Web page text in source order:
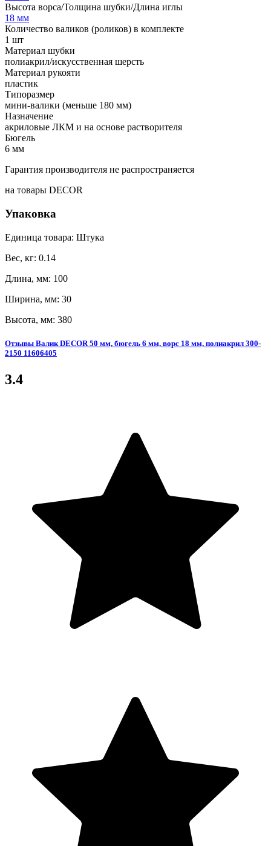
Высота ворса/Толщина шубки/Длина иглы
18 мм
Количество валиков (роликов) в комплекте
1 шт
Материал шубки
полиакрил/искусственная шерсть
Материал рукояти
пластик
Типоразмер
мини-валики (меньше 180 мм)
Назначение
акриловые ЛКМ и на основе растворителя
Бюгель
6 мм
Гарантия производителя не распространяется
на товары DECOR
Упаковка
Единица товара: Штука
Вес, кг: 0.14
Длина, мм: 100
Ширина, мм: 30
Высота, мм: 380
Отзывы Валик DECOR 50 мм, бюгель 6 мм, ворс 18 мм, полиакрил 300-
2150 11606405
3.4